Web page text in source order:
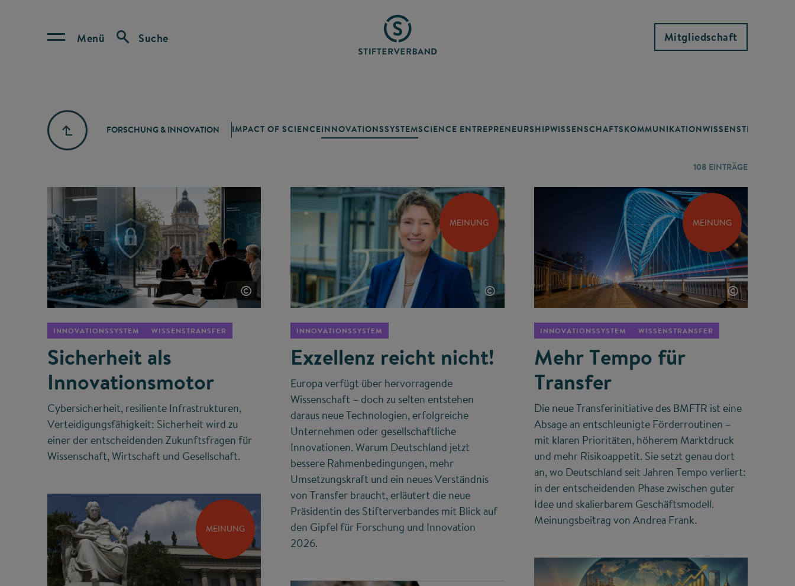
Menü Suche Mitgliedschaft
FORSCHUNG & INNOVATION IMPACT OF SCIENCEINNOVATIONSSYSTEMSCIENCE ENTREPRENEURSHIPWISSENSCHAFTSKOMMUNIKATIONWISSENSTRANSFER
108 EINTRÄGE
©
INNOVATIONSSYSTEM WISSENSTRANSFER
Sicherheit als
Innovationsmotor
Cybersicherheit, resiliente Infrastrukturen,
Verteidigungsfähigkeit: Sicherheit wird zu
einer der entscheidenden Zukunftsfragen für
Wissenschaft, Wirtschaft und Gesellschaft.
MEINUNG
©
INNOVATIONSSYSTEM
Exzellenz reicht nicht!
Europa verfügt über hervorragende
Wissenschaft – doch zu selten entstehen
daraus neue Technologien, erfolgreiche
Unternehmen oder gesellschaftliche
Innovationen. Warum Deutschland jetzt
bessere Rahmenbedingungen, mehr
Umsetzungskraft und ein neues Verständnis
von Transfer braucht, erläutert die neue
Präsidentin des Stifterverbandes mit Blick auf
den Gipfel für Forschung und Innovation
2026.
MEINUNG
©
INNOVATIONSSYSTEM WISSENSTRANSFER
Mehr Tempo für
Transfer
Die neue Transferinitiative des BMFTR ist eine
Absage an entschleunigte Förderroutinen –
mit klaren Prioritäten, höherem Marktdruck
und mehr Risikoappetit. Sie setzt genau dort
an, wo Deutschland seit Jahren Tempo verliert:
in der entscheidenden Phase zwischen guter
Idee und skalierbarem Geschäftsmodell.
Meinungsbeitrag von Andrea Frank.
MEINUNG